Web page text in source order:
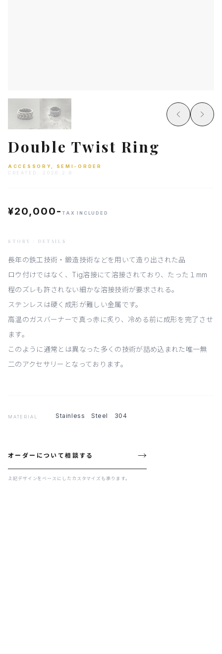
Double Twist Ring
ACCESSORY, SEMI-ORDER
CREATED:
2026.2.8
¥20,000- TAX INCLUDED
STORY / DETAILS
長年の鉄工技術・鍛造技術などを用いて造り出された品
ロウ付けではなく、Tig溶接にて溶接されており、たった１mm
程のズレも許されない細かな溶接技術が要求される。
ステンレスは硬く成形が難しい金属です。
高温のガスバーナーで真っ赤に炙り、冷める前に成形を完了させ
ます。
このように通常とは異なった多くの技術が詰め込まれた唯一無
二のアクセサリーとなっております。
MATERIAL Stainless Steel 304
オーダーについて相談する →
上記デザインをベースにしたカスタマイズも承ります。